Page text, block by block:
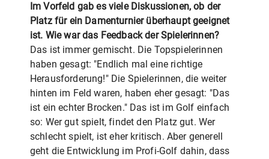
Im Vorfeld gab es viele Diskussionen, ob der
Platz für ein Damenturnier überhaupt geeignet
ist. Wie war das Feedback der Spielerinnen?
Das ist immer gemischt. Die Topspielerinnen
haben gesagt: "Endlich mal eine richtige
Herausforderung!" Die Spielerinnen, die weiter
hinten im Feld waren, haben eher gesagt: "Das
ist ein echter Brocken." Das ist im Golf einfach
so: Wer gut spielt, findet den Platz gut. Wer
schlecht spielt, ist eher kritisch. Aber generell
geht die Entwicklung im Profi-Golf dahin, dass